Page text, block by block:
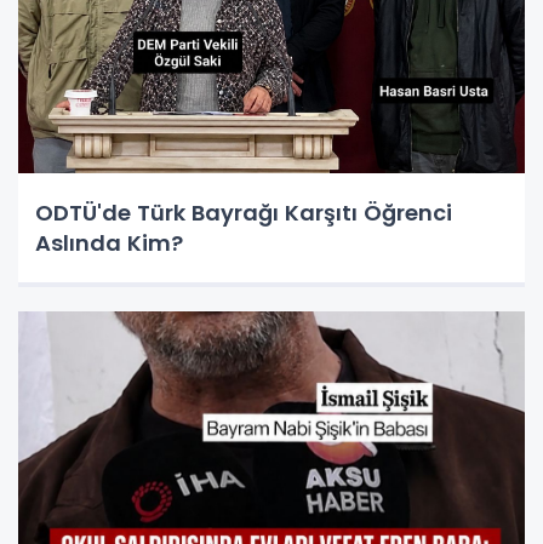
ODTÜ'de Türk Bayrağı Karşıtı Öğrenci
Aslında Kim?